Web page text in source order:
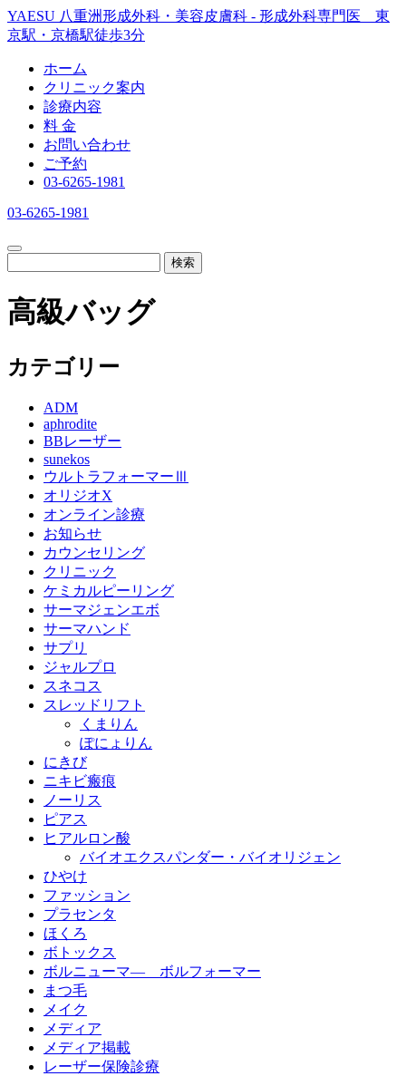
YAESU 八重洲形成外科・美容皮膚科 - 形成外科専門医 東
京駅・京橋駅徒歩3分
ホーム
クリニック案内
診療内容
料 金
お問い合わせ
ご予約
03-6265-1981
03-6265-1981
検索
高級バッグ
カテゴリー
ADM
aphrodite
BBレーザー
sunekos
ウルトラフォーマーⅢ
オリジオX
オンライン診療
お知らせ
カウンセリング
クリニック
ケミカルピーリング
サーマジェンエボ
サーマハンド
サプリ
ジャルプロ
スネコス
スレッドリフト
くまりん
ぽにょりん
にきび
ニキビ瘢痕
ノーリス
ピアス
ヒアルロン酸
バイオエクスパンダー・バイオリジェン
ひやけ
ファッション
プラセンタ
ほくろ
ボトックス
ボルニューマ― ボルフォーマー
まつ毛
メイク
メディア
メディア掲載
レーザー保険診療